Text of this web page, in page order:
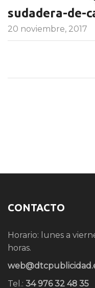
sudadera-de-
20 noviembre, 2017
CONTACTO
Horario: lunes a
horas.
Tel.: 34 976 32 48 35